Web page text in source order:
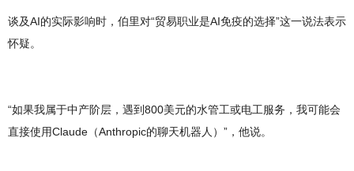
谈及AI的实际影响时，伯里对“贸易职业是AI免疫的选择”这一说法表示
怀疑。
“如果我属于中产阶层，遇到800美元的水管工或电工服务，我可能会
直接使用Claude（Anthropic的聊天机器人）”，他说。